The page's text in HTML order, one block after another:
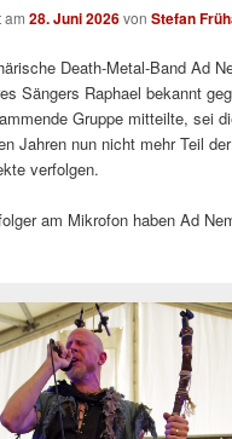
am28. Juni 2026vonStefan
Death-Metal-Band Ad
Sängers Raphael bekannt
Gruppe mitteilte, sei
Jahren nun nicht mehr Teil
verfolgen.
am Mikrofon haben Ad